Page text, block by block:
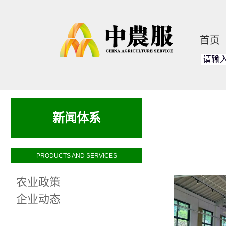
首页
新闻体系
PRODUCTS AND SERVICES
农业政策
企业动态